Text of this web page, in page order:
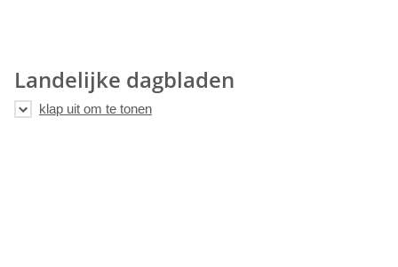
Landelijke dagbladen